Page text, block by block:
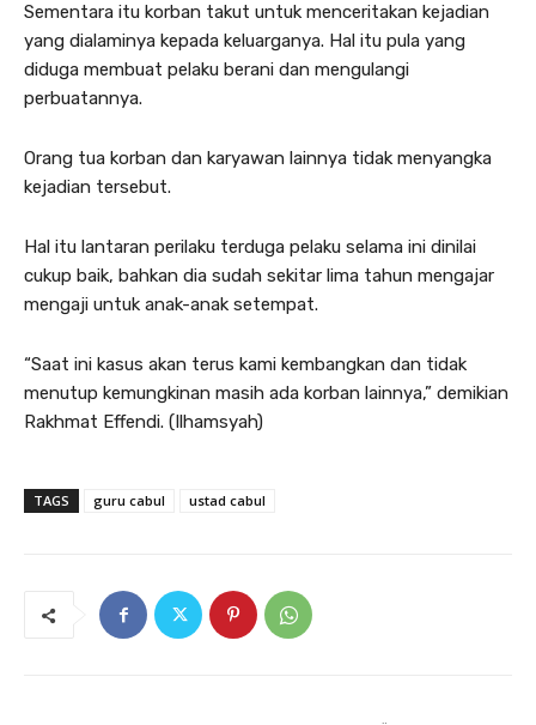
Sementara itu korban takut untuk menceritakan kejadian
yang dialaminya kepada keluarganya. Hal itu pula yang
diduga membuat pelaku berani dan mengulangi
perbuatannya.
Orang tua korban dan karyawan lainnya tidak menyangka
kejadian tersebut.
Hal itu lantaran perilaku terduga pelaku selama ini dinilai
cukup baik, bahkan dia sudah sekitar lima tahun mengajar
mengaji untuk anak-anak setempat.
“Saat ini kasus akan terus kami kembangkan dan tidak
menutup kemungkinan masih ada korban lainnya,” demikian
Rakhmat Effendi. (Ilhamsyah)
TAGS guru cabul ustad cabul